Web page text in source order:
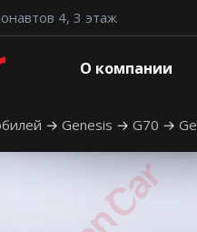
4, 3 этаж
О компании
Genesis G70